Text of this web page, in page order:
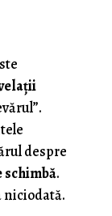
despre
schimbă.
niciodată.